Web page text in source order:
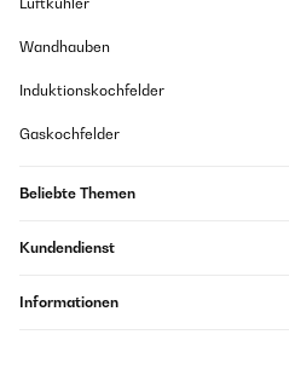
I love Klarstein products, so I'm
now I have received it. Bought
buy a new cooker ourselves now.
Wandhauben
Induktionskochfelder
Gaskochfelder
Beliebte Themen
Kundendienst
Informationen